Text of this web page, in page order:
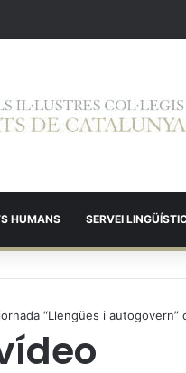
HUMANS SERVEI
“Llengües i autogovern”